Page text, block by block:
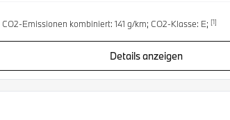
Emissionen kombiniert: 141 g/km; CO2-Klasse: E; [1]
Details anzeigen